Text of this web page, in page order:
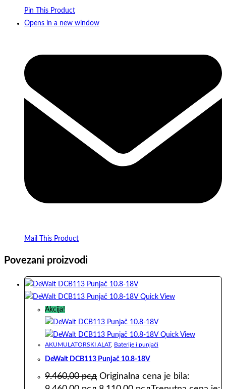
Pin This Product
Opens in a new window
Mail This Product
Povezani proizvodi
Quick View
Akcija!
Quick View
AKUMULATORSKI ALAT, Baterije i punjači
DeWalt DCB113 Punjač 10.8-18V
9.460,00рсд Originalna cena je bila: